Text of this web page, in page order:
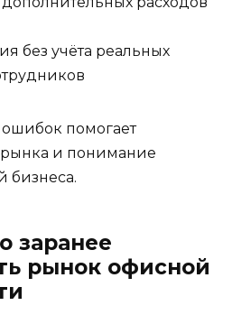
без учёта реальных
помогает
и понимание
бизнеса.
заранее
рынок офисной